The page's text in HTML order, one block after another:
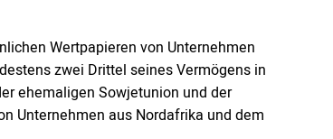
Wertpapieren von Unternehmen
zwei Drittel seines Vermögens in
ehemaligen Sowjetunion und der
Unternehmen aus Nordafrika und dem